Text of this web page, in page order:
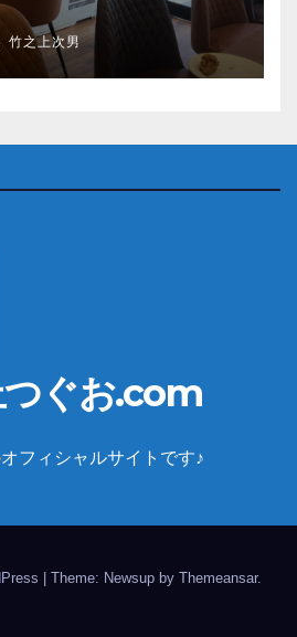
竹之上次男
ぐお.com
フィシャルサイトです♪
Theme: Newsup by Themeansar.